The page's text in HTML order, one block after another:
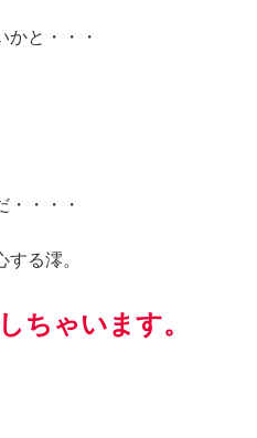
かと・・・
・・・・
る澪。
ちゃいます。